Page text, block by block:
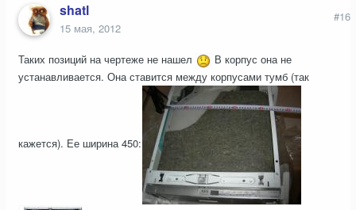
shatl
15 мая, 2012
#16
Таких позиций на чертеже не нашел
В корпус она не
устанавливается. Она ставится между корпусами тумб (так
кажется). Ее ширина 450: